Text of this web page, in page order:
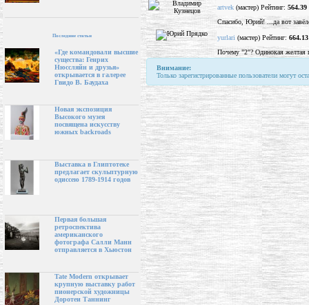
Последние статьи
«Где командовали высшие
существа: Генрих
Нюссляйн и друзья»
открывается в галерее
Гвидо В. Баудаха
Новая экспозиция
Высокого музея
посвящена искусству
южных backroads
Выставка в Глиптотеке
предлагает скульптурную
одиссею 1789-1914 годов
Первая большая
ретроспектива
американского
фотографа Салли Манн
отправляется в Хьюстон
Tate Modern открывает
крупную выставку работ
пионерской художницы
Доротеи Таннинг
artvek (мастер) Рейтинг: 564.39
Спасибо, Юрий! ...да вот
yurlari (мастер) Рейтинг: 664.13
Почему "2"? Одинокая желтая
Внимание:
Только зарегистрированные пользователи могут